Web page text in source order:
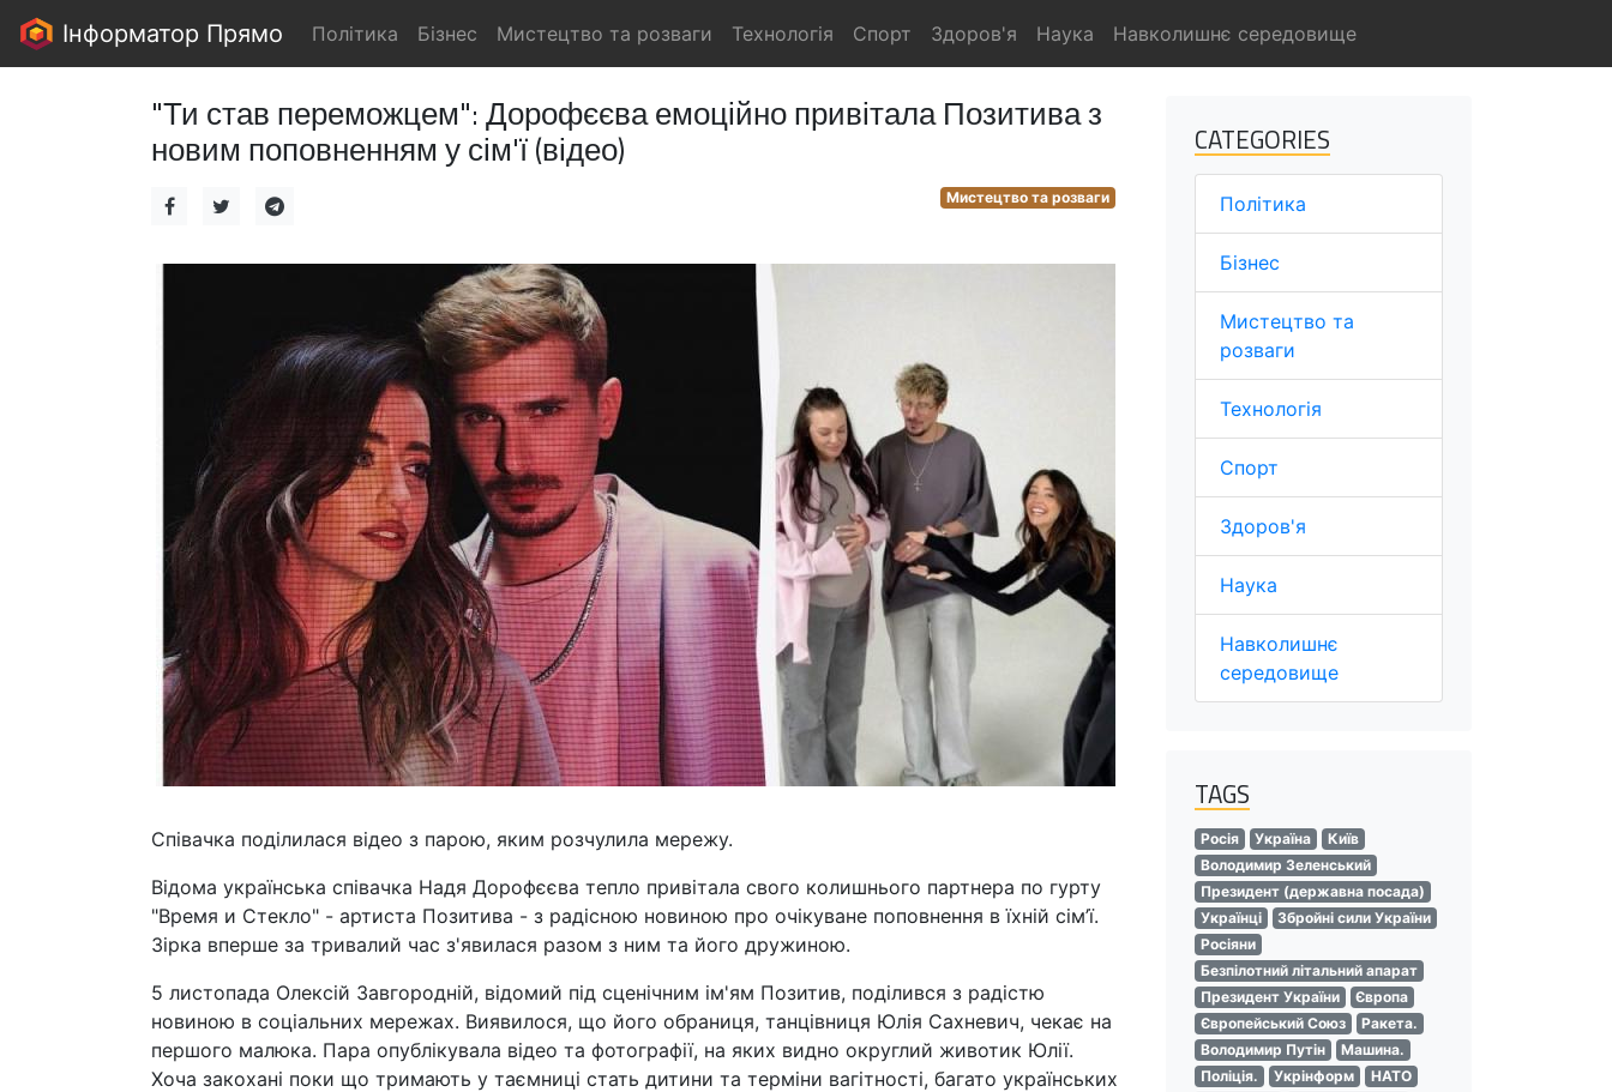
Інформатор Прямо Політика Бізнес Мистецтво та розваги Технологія Спорт Здоров'я Наука Навколишнє середовище
"Ти став переможцем": Дорофєєва емоційно привітала Позитива з
новим поповненням у сім'ї (відео)
Мистецтво та розваги
Співачка поділилася відео з парою, яким розчулила мережу.
Відома українська співачка Надя Дорофєєва тепло привітала свого колишнього партнера по гурту
"Время и Стекло" - артиста Позитива - з радісною новиною про очікуване поповнення в їхній сім’ї.
Зірка вперше за тривалий час з'явилася разом з ним та його дружиною.
5 листопада Олексій Завгородній, відомий під сценічним ім'ям Позитив, поділився з радістю
новиною в соціальних мережах. Виявилося, що його обраниця, танцівниця Юлія Сахневич, чекає на
першого малюка. Пара опублікувала відео та фотографії, на яких видно округлий животик Юлії.
Хоча закохані поки що тримають у таємниці стать дитини та терміни вагітності, багато українських
CATEGORIES
Політика
Бізнес
Мистецтво та
розваги
Технологія
Спорт
Здоров'я
Наука
Навколишнє
середовище
TAGS
Росія Україна
Київ
Володимир Зеленський
Президент (державна посада)
Українці
Збройні сили України
Росіяни
Безпілотний літальний апарат
Президент України
Європа
Європейський Союз
Ракета.
Володимир Путін
Машина.
Поліція.
Укрінформ
НАТО